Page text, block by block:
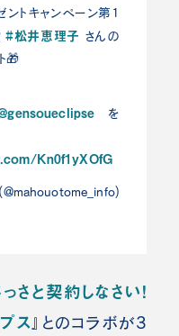
トキャンペーン第1
#松井恵理子 さんの
🎁
を
Kn0f1yXOfG
さと契約しなさい！
ス』とのコラボが3